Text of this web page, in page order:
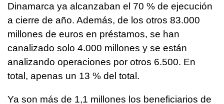
Dinamarca ya alcanzaban el 70 % de ejecución
a cierre de año. Además, de los otros 83.000
millones de euros en préstamos, se han
canalizado solo 4.000 millones y se están
analizando operaciones por otros 6.500. En
total, apenas un 13 % del total.
Ya son más de 1,1 millones los beneficiarios de